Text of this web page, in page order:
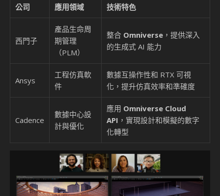
公司 應用領域 技術特色
西門子
產品生命周
期管理
（PLM）
整合 Omniverse ，提供深入
的生成式 AI 能力
Ansys
工程仿真軟
件
數據互操作性和 RTX 可視
化，提升仿真效率和準確度
Cadence
數據中心設
計與優化
應用 Omniverse Cloud
API ，實現設計和模擬的數字
化轉型